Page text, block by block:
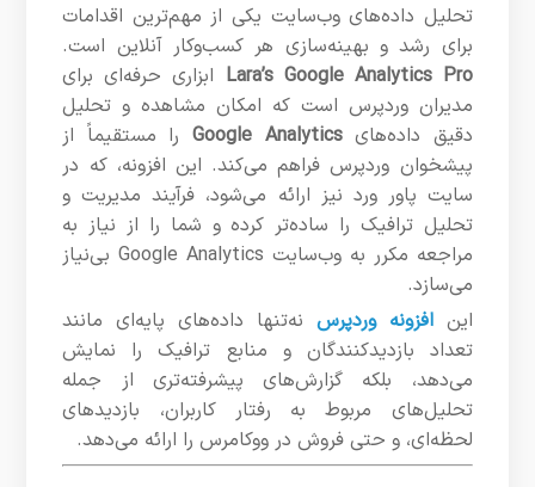
تحلیل داده‌های وب‌سایت یکی از مهم‌ترین اقدامات
برای رشد و بهینه‌سازی هر کسب‌وکار آنلاین است.
Lara’s Google Analytics Pro ابزاری حرفه‌ای برای
مدیران وردپرس است که امکان مشاهده و تحلیل
دقیق داده‌هایGoogle Analytics را مستقیماً از
پیشخوان وردپرس فراهم می‌کند. این افزونه، که در
سایت پاور ورد نیز ارائه می‌شود، فرآیند مدیریت و
تحلیل ترافیک را ساده‌تر کرده و شما را از نیاز به
مراجعه مکرر به وب‌سایت Google Analytics بی‌نیاز
می‌سازد.
اینافزونه وردپرس نه‌تنها داده‌های پایه‌ای مانند
تعداد بازدیدکنندگان و منابع ترافیک را نمایش
می‌دهد، بلکه گزارش‌های پیشرفته‌تری از جمله
تحلیل‌های مربوط به رفتار کاربران، بازدیدهای
لحظه‌ای، و حتی فروش در ووکامرس را ارائه می‌دهد.